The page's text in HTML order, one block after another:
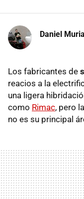
Daniel
Los fabricantes de
reacios a la
una ligera
como Rimac, pero
no es su principal